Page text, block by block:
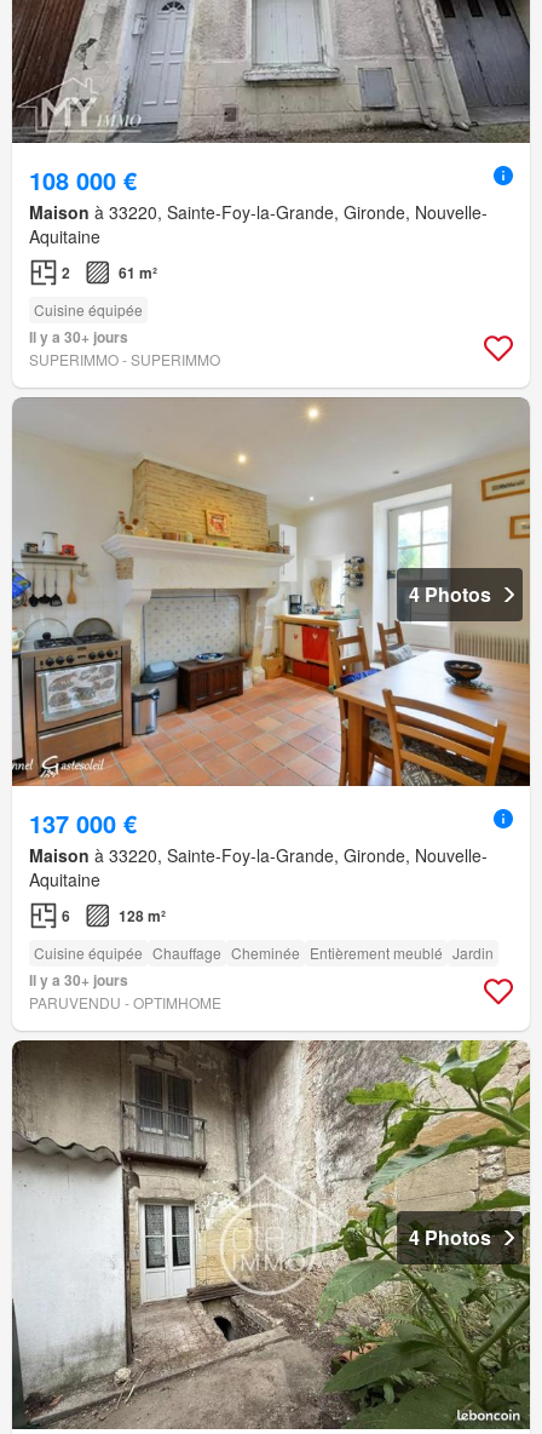
108 000 €
Maison à 33220, Sainte-Foy-la-Grande, Gironde, Nouvelle-
Aquitaine
2 61 m²
Cuisine équipée
Il y a 30+ jours
SUPERIMMO - SUPERIMMO
4 Photos
137 000 €
Maison à 33220, Sainte-Foy-la-Grande, Gironde, Nouvelle-
Aquitaine
6 128 m²
Cuisine équipée Chauffage Cheminée Entièrement meublé Jardin
Il y a 30+ jours
PARUVENDU - OPTIMHOME
4 Photos